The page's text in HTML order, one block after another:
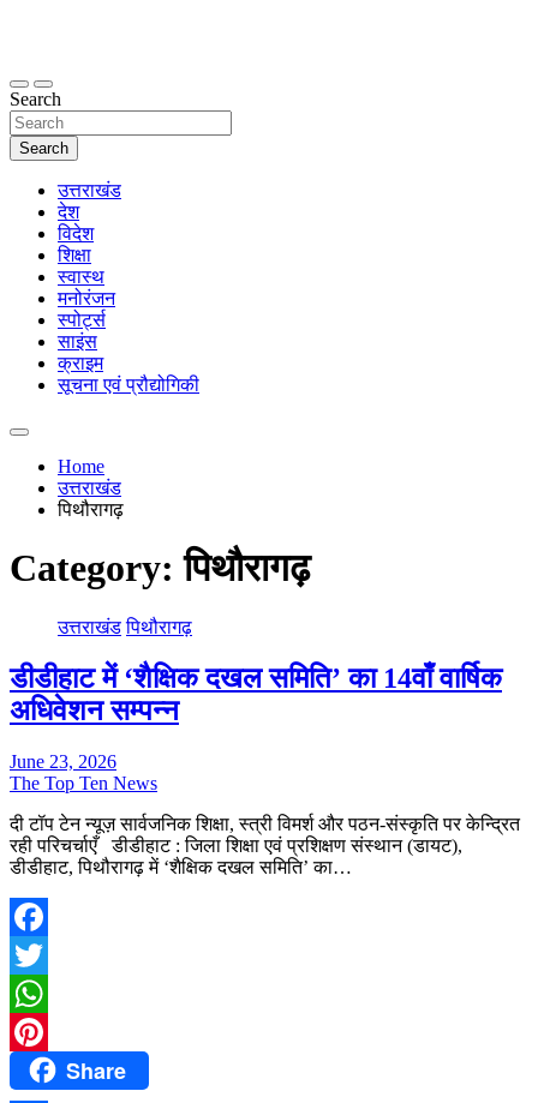
thetoptennews.com
Search
Search
उत्तराखंड
देश
विदेश
शिक्षा
स्वास्थ
मनोरंजन
स्पोर्ट्स
साइंस
क्राइम
सूचना एवं प्रौद्योगिकी
Home
उत्तराखंड
पिथौरागढ़
Category:पिथौरागढ़
उत्तराखंड पिथौरागढ़
डीडीहाट में ‘शैक्षिक दखल समिति’ का 14वाँ वार्षिक
अधिवेशन सम्पन्न
June 23, 2026
The Top Ten News
दी टॉप टेन न्यूज़ सार्वजनिक शिक्षा, स्त्री विमर्श और पठन-संस्कृति पर केन्द्रित
रही परिचर्चाएँ डीडीहाट : जिला शिक्षा एवं प्रशिक्षण संस्थान (डायट),
डीडीहाट, पिथौरागढ़ में ‘शैक्षिक दखल समिति’ का…
Facebook
Twitter
WhatsApp
PinterestShare